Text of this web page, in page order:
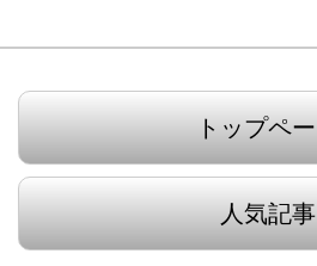
トップペ
人気記事